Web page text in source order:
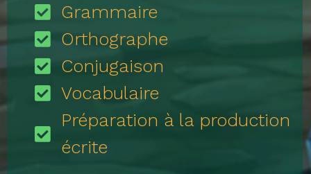
Grammaire
Orthographe
Conjugaison
Vocabulaire
Préparation à la production
écrite